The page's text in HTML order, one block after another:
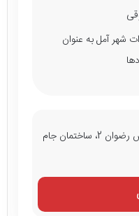
شهر آمل به عنوان
آمل، خیابان امام رضا، نبش رضوان 2، ساختمان جام